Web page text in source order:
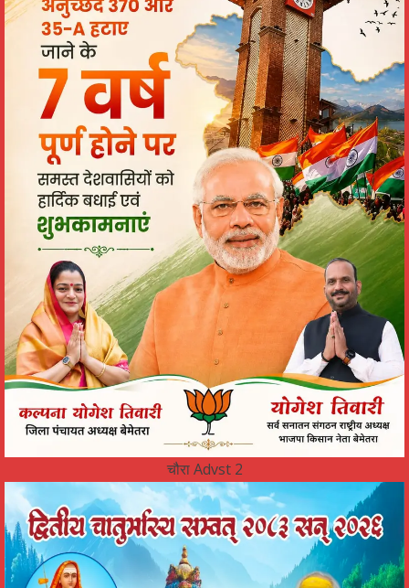
चौरा Advst 2